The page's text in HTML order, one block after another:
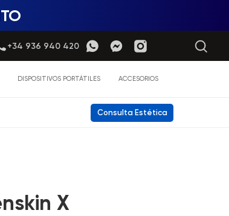
+34 936 940 420
DISPOSITIVOS PORTÁTILES ACCESORIOS
Consulta Estética
X